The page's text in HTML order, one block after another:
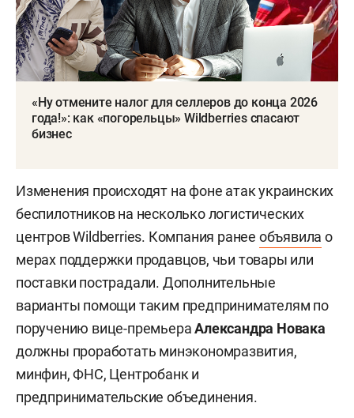
«Ну отмените налог для селлеров до конца 2026
года!»: как «погорельцы» Wildberries спасают
бизнес
Изменения происходят на фоне атак украинских
беспилотников на несколько логистических
центров Wildberries. Компания ранее объявила о
мерах поддержки продавцов, чьи товары или
поставки пострадали. Дополнительные
варианты помощи таким предпринимателям по
поручению вице-премьераАлександра Новака
должны проработать минэкономразвития,
минфин, ФНС, Центробанк и
предпринимательские объединения.